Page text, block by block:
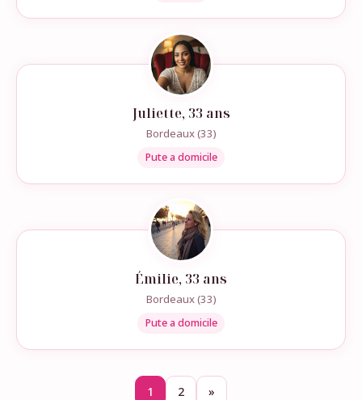
Juliette, 33 ans
Bordeaux (33)
Pute a domicile
Émilie, 33 ans
Bordeaux (33)
Pute a domicile
1 2 »